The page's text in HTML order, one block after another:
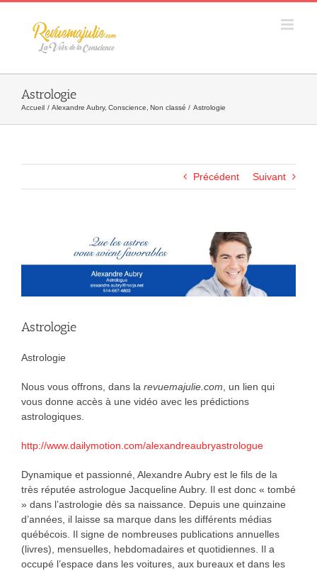
Skip
Astrologie
Accueil Alexandre Aubry Conscience Non classé Astrologie
Précédent Suivant
l&apos;image
Astrologie
Astrologie
Nous vous offrons, dans la revuemajulie.com, un lien qui
vous donne accès à une vidéo avec les prédictions
astrologiques.
http://www.dailymotion.com/alexandreaubryastrologue
Dynamique et passionné, Alexandre Aubry est le fils de la
très réputée astrologue Jacqueline Aubry. Il est donc « tombé
» dans l’astrologie dès sa naissance. Depuis une quinzaine
d’années, il laisse sa marque dans les différents médias
québécois. Il signe de nombreuses publications annuelles
(livres), mensuelles, hebdomadaires et quotidiennes. Il a
occupé l’espace dans les voitures, aux bureaux et dans les